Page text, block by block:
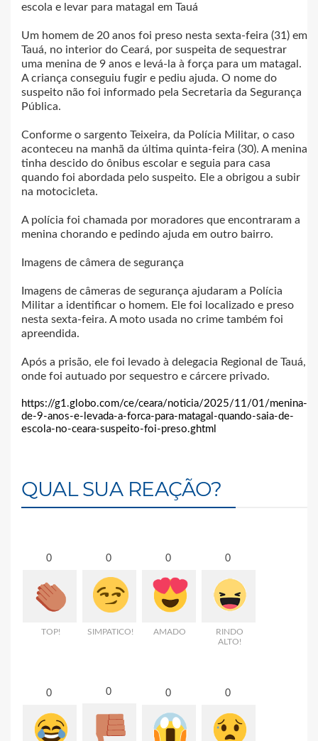
escola e levar para matagal em Tauá
Um homem de 20 anos foi preso nesta sexta-feira (31) em
Tauá, no interior do Ceará, por suspeita de sequestrar
uma menina de 9 anos e levá-la à força para um matagal.
A criança conseguiu fugir e pediu ajuda. O nome do
suspeito não foi informado pela Secretaria da Segurança
Pública.
Conforme o sargento Teixeira, da Polícia Militar, o caso
aconteceu na manhã da última quinta-feira (30). A menina
tinha descido do ônibus escolar e seguia para casa
quando foi abordada pelo suspeito. Ele a obrigou a subir
na motocicleta.
A polícia foi chamada por moradores que encontraram a
menina chorando e pedindo ajuda em outro bairro.
Imagens de câmera de segurança
Imagens de câmeras de segurança ajudaram a Polícia
Militar a identificar o homem. Ele foi localizado e preso
nesta sexta-feira. A moto usada no crime também foi
apreendida.
Após a prisão, ele foi levado à delegacia Regional de Tauá,
onde foi autuado por sequestro e cárcere privado.
https://g1.globo.com/ce/ceara/noticia/2025/11/01/menina-
de-9-anos-e-levada-a-forca-para-matagal-quando-saia-de-
escola-no-ceara-suspeito-foi-preso.ghtml
QUAL SUA REAÇÃO?
0
TOP!
0
SIMPATICO!
0
AMADO
0
RINDO
ALTO!
0 0 0 0